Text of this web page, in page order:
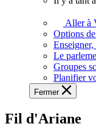
voir,
apprendre
et
découvrir
Aller à
Options
Le
Groupes
Planifier
Fermer
Fil d'Ariane